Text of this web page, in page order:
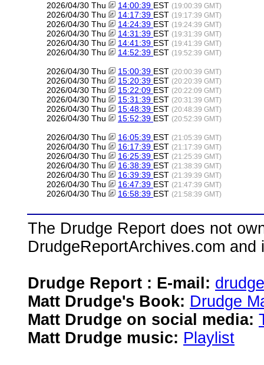
2026/04/30 Thu 14:00:39 EST (19:00:39 GMT)
2026/04/30 Thu 14:17:39 EST (19:17:39 GMT)
2026/04/30 Thu 14:24:39 EST (19:24:39 GMT)
2026/04/30 Thu 14:31:39 EST (19:31:39 GMT)
2026/04/30 Thu 14:41:39 EST (19:41:39 GMT)
2026/04/30 Thu 14:52:39 EST (19:52:39 GMT)
2026/04/30 Thu 15:00:39 EST (20:00:39 GMT)
2026/04/30 Thu 15:20:39 EST (20:20:39 GMT)
2026/04/30 Thu 15:22:09 EST (20:22:09 GMT)
2026/04/30 Thu 15:31:39 EST (20:31:39 GMT)
2026/04/30 Thu 15:48:39 EST (20:48:39 GMT)
2026/04/30 Thu 15:52:39 EST (20:52:39 GMT)
2026/04/30 Thu 16:05:39 EST (21:05:39 GMT)
2026/04/30 Thu 16:17:39 EST (21:17:39 GMT)
2026/04/30 Thu 16:25:39 EST (21:25:39 GMT)
2026/04/30 Thu 16:38:39 EST (21:38:39 GMT)
2026/04/30 Thu 16:39:39 EST (21:39:39 GMT)
2026/04/30 Thu 16:47:39 EST (21:47:39 GMT)
2026/04/30 Thu 16:58:39 EST (21:58:39 GMT)
The Drudge Report does not
DrudgeReportArchives.com
Drudge Report : E-mail:
Matt Drudge's Book: Drudge
Matt Drudge on social media:
Matt Drudge music: Playlist